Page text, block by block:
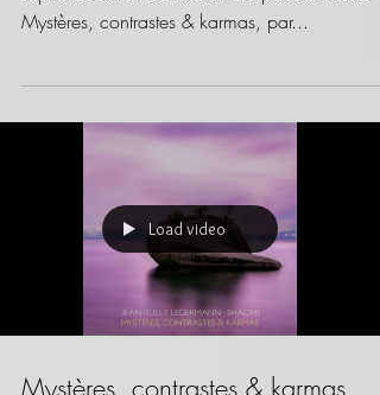
9 semaines, 9 titres. « Nous, les vivants. » Kira,
septième extrait de l’album de poésie sonore
Load video